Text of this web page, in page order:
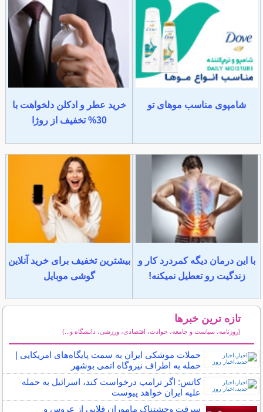
شامپوی مناسب موهای تو
خرید عطر و ادکلن دلخواهت با
30% تخفیف از روژا
با این درمان دیگه کمردرد کار و
زندگیت رو تعطیل نمیکنه!
بیشترین تخفیف برای خرید آنلاین
گوشی موبایل
تازه ترین خبرها
(روزنامه، سیاست و جامعه، حوادث، اقتصادی، ورزشی، دانشگاه و...)
حملات موشکی ایران به سمت پایگاه‌های امریکایی |
حمله به اطراف نیروگاه اتمی بوشهر
کاتس: اگر ترامپ درخواست کند، اسرائیل به حمله
علیه ایران خواهد پیوست
سرقت وحشتناک ماموران قلابی از عروس و